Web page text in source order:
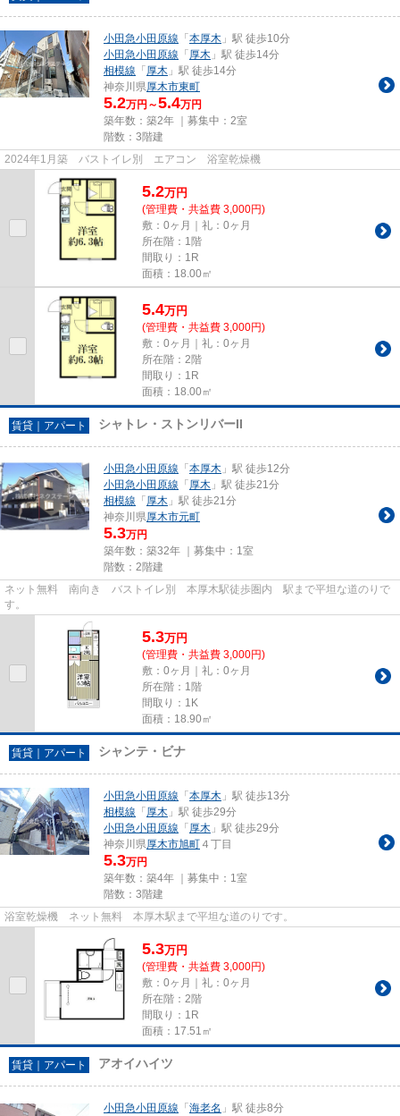
小田急小田原線 「本厚木 」駅 徒歩10分
小田急小田原線 「厚木 」駅 徒歩14分
相模線 「厚木 」駅 徒歩14分
神奈川県厚木市東町
5.2万円～5.4万円
築年数：築2年 ｜募集中： 2室
階数：3階建
2024年1月築 バストイレ別 エアコン 浴室乾燥機
5.2万円
(管理費・共益費 3,000円)
敷：0ヶ月｜礼：0ヶ月
所在階：1階
間取り：1R
面積：18.00㎡
5.4万円
(管理費・共益費 3,000円)
敷：0ヶ月｜礼：0ヶ月
所在階：2階
間取り：1R
面積：18.00㎡
賃貸｜アパート シャトレ・ストンリバーII
小田急小田原線 「本厚木 」駅 徒歩12分
小田急小田原線 「厚木 」駅 徒歩21分
相模線 「厚木 」駅 徒歩21分
神奈川県厚木市元町
5.3万円
築年数：築32年 ｜募集中： 1室
階数：2階建
ネット無料 南向き バストイレ別 本厚木駅徒歩圏内 駅まで平坦な道のりで
す。
5.3万円
(管理費・共益費 3,000円)
敷：0ヶ月｜礼：0ヶ月
所在階：1階
間取り：1K
面積：18.90㎡
賃貸｜アパート シャンテ・ビナ
小田急小田原線 「本厚木 」駅 徒歩13分
相模線 「厚木 」駅 徒歩29分
小田急小田原線 「厚木 」駅 徒歩29分
神奈川県厚木市旭町 ４丁目
5.3万円
築年数：築4年 ｜募集中： 1室
階数：3階建
浴室乾燥機 ネット無料 本厚木駅まで平坦な道のりです。
5.3万円
(管理費・共益費 3,000円)
敷：0ヶ月｜礼：0ヶ月
所在階：2階
間取り：1R
面積：17.51㎡
賃貸｜アパート アオイハイツ
小田急小田原線 「海老名 」駅 徒歩8分